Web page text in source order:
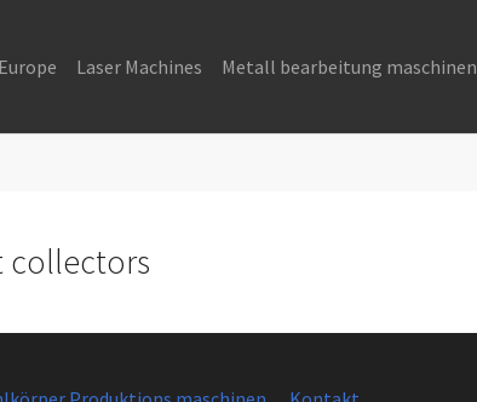
Laser Machines Metall bearbeitung maschinen
collectors